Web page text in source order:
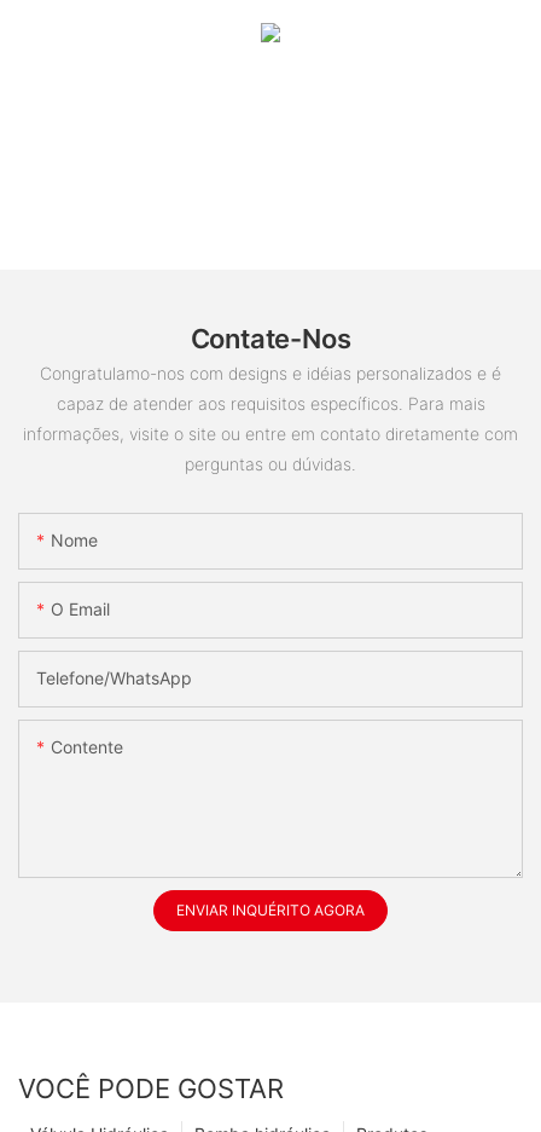
Contate-Nos
Congratulamo-nos com designs e idéias personalizados e é
capaz de atender aos requisitos específicos. Para mais
informações, visite o site ou entre em contato diretamente com
perguntas ou dúvidas.
Nome
O Email
Telefone/whatsApp
Contente
ENVIAR INQUÉRITO AGORA
VOCÊ PODE GOSTAR